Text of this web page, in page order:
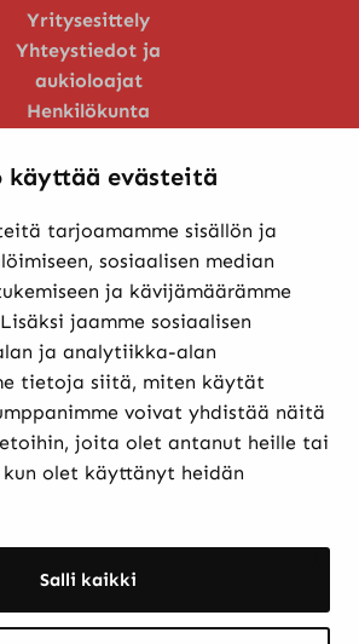
käyttää evästeitä
tarjoamamme sisällön ja
sosiaalisen median
ja kävijämäärämme
jaamme sosiaalisen
ja analytiikka-alan
tietoja siitä, miten käytät
voivat yhdistää näitä
joita olet antanut heille tai
olet käyttänyt heidän
Salli kaikki
Yritysesittely
Yhteystiedot ja
aukioloajat
Henkilökunta
ostaminen
Maksutavat ja
toimitusehdot
Palautukset
Rekisteriseloste
Evästekäytännöt
etsimääsi? Hae sivustolta:
Haku